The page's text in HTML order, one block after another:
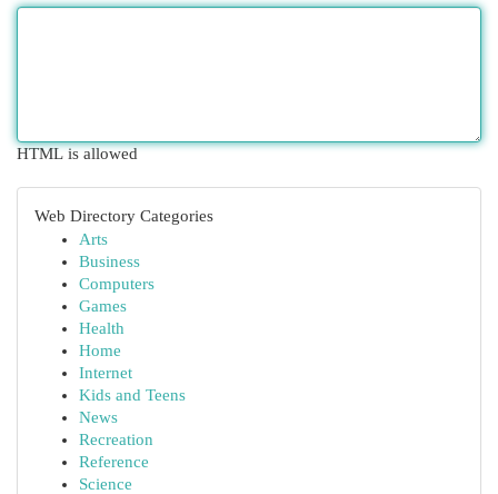
HTML is allowed
Web Directory Categories
Arts
Business
Computers
Games
Health
Home
Internet
Kids and Teens
News
Recreation
Reference
Science